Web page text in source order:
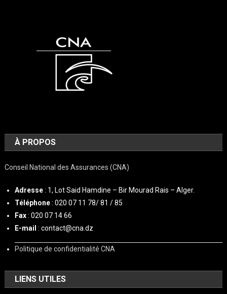
À PROPOS
Conseil National des Assurances (CNA)
Adresse: 1, Lot Said Hamdine – Bir Mourad Rais – Alger.
Téléphone: 020 07 11 78/ 81 / 85
Fax: 020 07 14 66
E-mail : contact@cna.dz
Politique de confidentialité CNA
LIENS UTILES